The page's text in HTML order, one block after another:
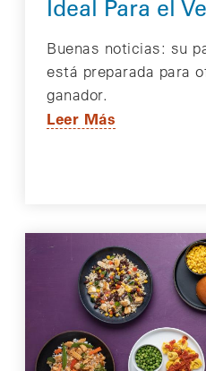
Ideal Para el
Buenas noticias: su
está preparada para
ganador.
Leer Más